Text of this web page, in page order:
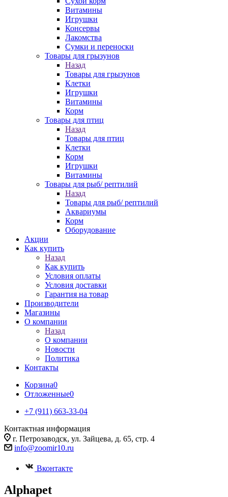
Витамины
Игрушки
Консервы
Лакомства
Сумки и переноски
Товары для грызунов
Назад
Товары для грызунов
Клетки
Игрушки
Витамины
Корм
Товары для птиц
Назад
Товары для птиц
Клетки
Корм
Игрушки
Витамины
Товары для рыб/ рептилий
Назад
Товары для рыб/ рептилий
Аквариумы
Корм
Оборудование
Акции
Как купить
Назад
Как купить
Условия оплаты
Условия доставки
Гарантия на товар
Производители
Магазины
О компании
Назад
О компании
Новости
Политика
Контакты
Корзина0
Отложенные0
+7 (911) 663-33-04
Контактная информация
г. Петрозаводск, ул. Зайцева, д. 65, стр. 4
info@zoomir10.ru
Вконтакте
Alphapet